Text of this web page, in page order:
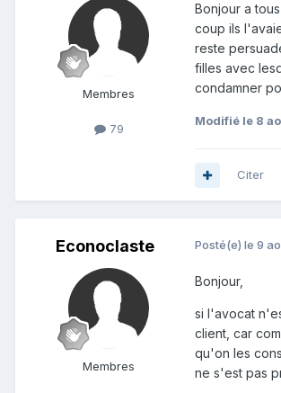
Membres
79
Bonjour a
coup ils
reste
filles avec
condamner
Modifié le 8
Citer
Econoclaste
Membres
Posté(e) le 9
Bonjour,
si l'avocat
client, car
qu'on les
ne s'est pas